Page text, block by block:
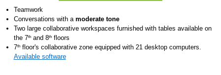
Teamwork
Conversations with a moderate tone
Two large collaborative workspaces furnished with tables available on
the 7thand 8thfloors
7thfloor's collaborative zone equipped with 21 desktop computers.
Available software